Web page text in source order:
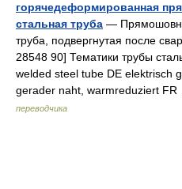
горячедеформированная
стальная труба —
труба, подвергнутая после
28548 90] Тематики трубы
welded steel tube DE elektrisch
gerader naht, warmreduziert
переводчика